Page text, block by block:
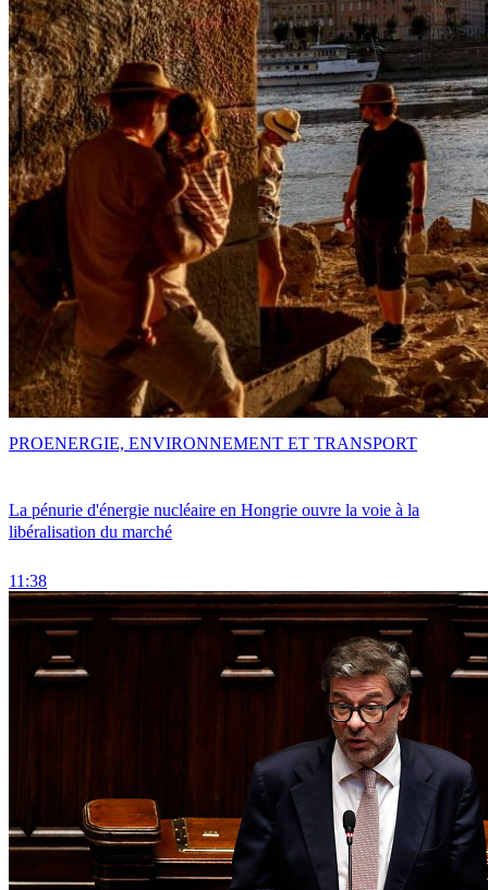
La pénurie d'énergie nucléaire en Hongrie ouvre la voie à la
libéralisation du marché
11:38
PROENERGIE, ENVIRONNEMENT ET TRANSPORT